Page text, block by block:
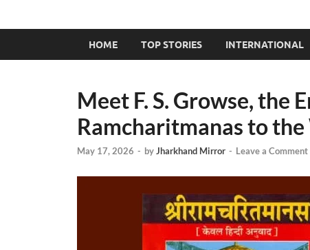
HOME TOP STORIES INTERNATIONAL
Meet F. S. Growse, the
Ramcharitmanas to
May 17, 2026 - byJharkhand Mirror - Leave a Comment